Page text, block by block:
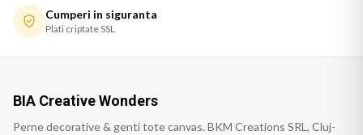
Cumperi in siguranta
Plati criptate SSL
BIA Creative Wonders
Perne decorative & genti tote canvas. BKM Creations SRL, Cluj-